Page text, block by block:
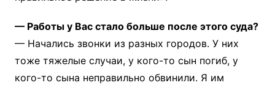
— Работы у Вас стало больше после этого суда?
— Начались звонки из разных городов. У них
тоже тяжелые случаи, у кого-то сын погиб, у
кого-то сына неправильно обвинили. Я им